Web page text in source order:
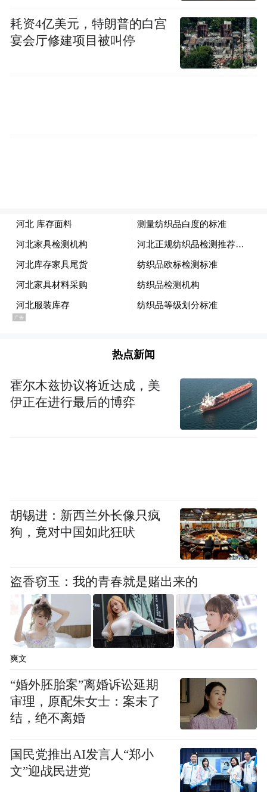
海空基战略重器、高超精打、无人和反无人
装备，都是第一次对外展示。天安门前的这
一幕，是先辈们做梦也想看到的气派。
其对二战的教训始终没有进行深刻反思，对
军国主义始终没有彻底切割。
还要看到，近年来一些反华势力有所抬头，
频频在我国的边境地区和主权问题上搞“小动
作”，一再试探我们的底线。“台独”势力不断
老兵、公职人员、艺人发出威胁，阻挠他们
参加九三阅兵等纪念活动。
利刃出鞘不是一场秀，承平日久，我们不能
阅兵训练现场 图源：“中国军号”微信公众号
——先辈血与火，换了晴天
“我们不是生活在一个和平的年代，只是生活
在一个和平的国家。”很多人对这句话深有感
耗资4亿美元，特朗普的白宫
宴会厅修建项目被叫停
热点新闻
霍尔木兹协议将近达成，美
伊正在进行最后的博弈
胡锡进：新西兰外长像只疯
狗，竟对中国如此狂吠
盗香窃玉：我的青春就是赌出来的
爽文
“婚外胚胎案”离婚诉讼延期
审理，原配朱女士：案未了
结，绝不离婚
国民党推出AI发言人“郑小
文”迎战民进党